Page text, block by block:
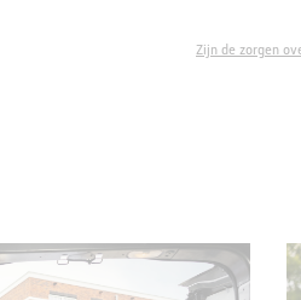
Zijn de zorgen